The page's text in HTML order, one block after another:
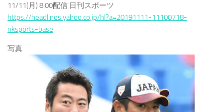
11/11(月) 8:00配信 日刊スポーツ
https://headlines.yahoo.co.jp/hl?a=20191111-11100718-
nksports-base
写真